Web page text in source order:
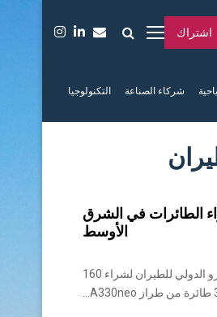
اشتراك
شركاء الصناعة التكنولوجيا
الطائرات في الشرق
الأوسط
وقّع طيران ناس اتفاقية تاريخية مع شركة إيرباص في معرض فارنبورو الدولي للطيران لشراء 160